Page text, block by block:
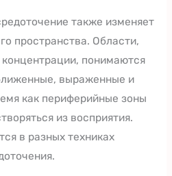
также изменяет
пространства. Области,
понимаются
выраженные и
как периферийные зоны
из восприятия.
в разных техниках